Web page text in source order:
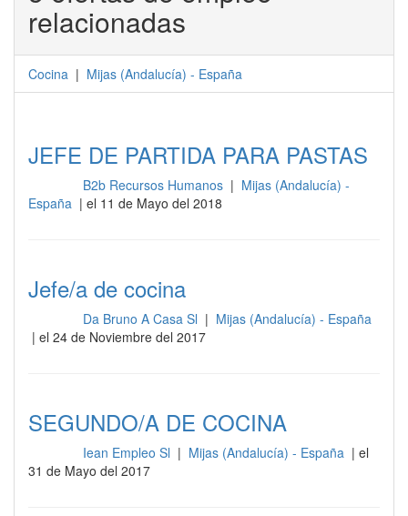
relacionadas
Cocina | Mijas (Andalucía) - España
JEFE DE PARTIDA PARA PASTAS
B2b Recursos Humanos | Mijas (Andalucía) -
España | el 11 de Mayo del 2018
Jefe/a de cocina
Da Bruno A Casa Sl | Mijas (Andalucía) - España
| el 24 de Noviembre del 2017
SEGUNDO/A DE COCINA
Iean Empleo Sl | Mijas (Andalucía) - España | el
31 de Mayo del 2017